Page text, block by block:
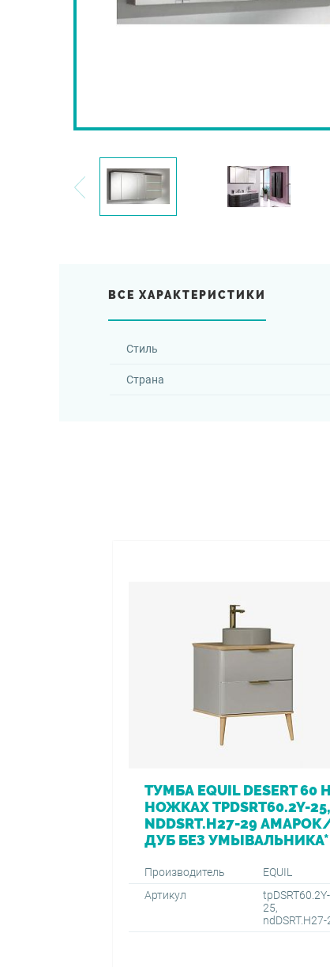
ВСЕ ХАРАКТЕРИСТИКИ
Стиль
Страна
ТУМБА EQUIL DESERT 60
НОЖКАХ TPDSRT60.2Y-25,
NDDSRT.H27-29
ДУБ БЕЗ УМЫВАЛЬНИКА*
Производитель
EQUIL
Артикул
tpDSRT60.2Y-
25,
ndDSRT.H27-